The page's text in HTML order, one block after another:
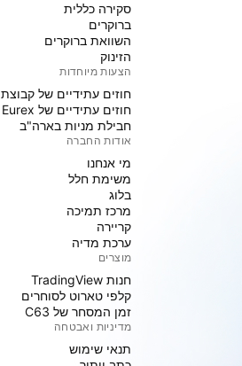
סקירה כללית
ברוקרים
השוואת ברוקרים
הזינוק
הצעות מיוחדות
חוזים עתידיים של קבוצת CME
חוזים עתידיים של Eurex
חבילת מניות בארה"ב
אודות החברה
מי אנחנו
משימת חלל
בלוג
מרכז תמיכה
קריירה
ערכת מדיה
מוצרים
חנות TradingView
קלפי טארוט לסוחרים
זמן המסחר של C63
מדיניות ואבטחה
תנאי שימוש